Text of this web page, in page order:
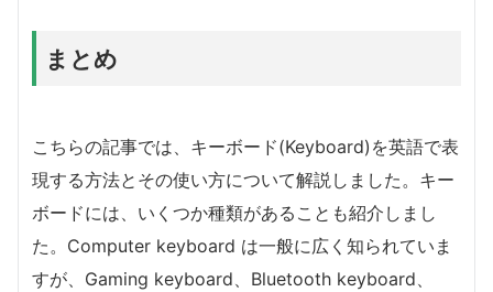
まとめ
こちらの記事では、キーボード(Keyboard)を英語で表
現する方法とその使い方について解説しました。キー
ボードには、いくつか種類があることも紹介しまし
た。Computer keyboard は一般に広く知られていま
すが、Gaming keyboard、Bluetooth keyboard、